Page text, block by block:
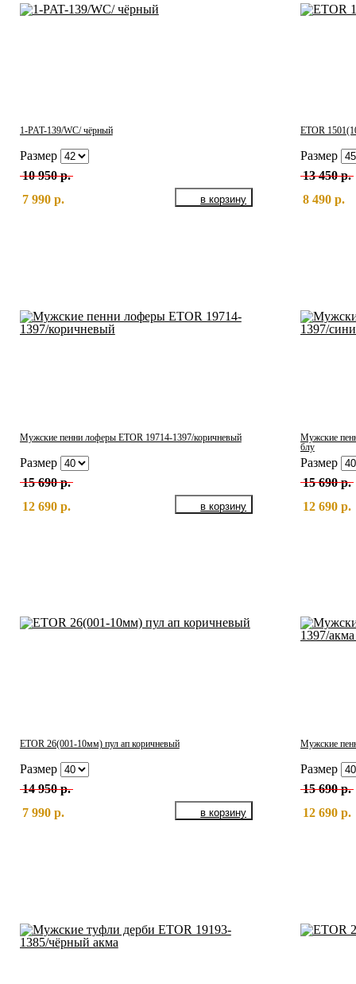
1-PAT-139/WC/ чёрный
Размер
10 950 р.
7 990 р.
ETOR
Размер
13 450 р.
8 490 р.
Мужские пенни лоферы ETOR 19714-1397/коричневый
Размер
15 690 р.
12 690 р.
Мужские
блу
Размер
15 690 р.
12 690 р.
ETOR 26(001-10мм) пул ап коричневый
Размер
14 950 р.
7 990 р.
Мужские
Размер
15 690 р.
12 690 р.